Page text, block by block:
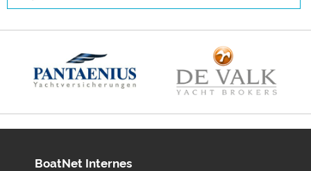
BoatNet Internes